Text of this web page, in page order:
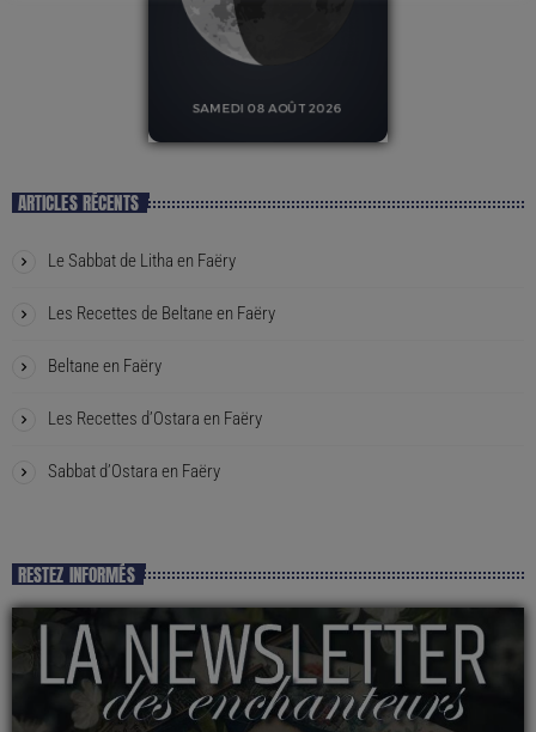
ARTICLES RÉCENTS
Le Sabbat de Litha en Faëry
Les Recettes de Beltane en Faëry
Beltane en Faëry
Les Recettes d’Ostara en Faëry
Sabbat d’Ostara en Faëry
RESTEZ INFORMÉS